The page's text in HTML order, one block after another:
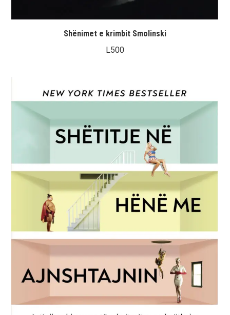
Shënimet e krimbit Smolinski
L500